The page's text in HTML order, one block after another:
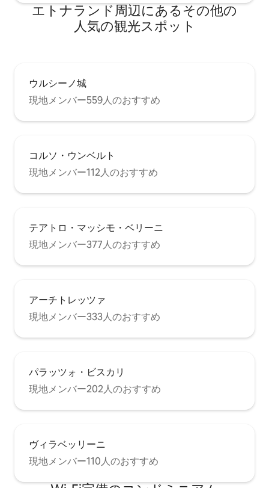
エトナランド⁠周⁠辺⁠に⁠あ⁠るそ⁠の⁠他⁠の
人⁠気⁠の観⁠光⁠ス⁠ポ⁠ッ⁠ト
ウルシーノ城
現地メンバー559人のおすすめ
コルソ・ウンベルト
現地メンバー112人のおすすめ
テアトロ・マッシモ・ベリーニ
現地メンバー377人のおすすめ
アーチトレッツァ
現地メンバー333人のおすすめ
パラッツォ・ビスカリ
現地メンバー202人のおすすめ
ヴィラベッリーニ
現地メンバー110人のおすすめ